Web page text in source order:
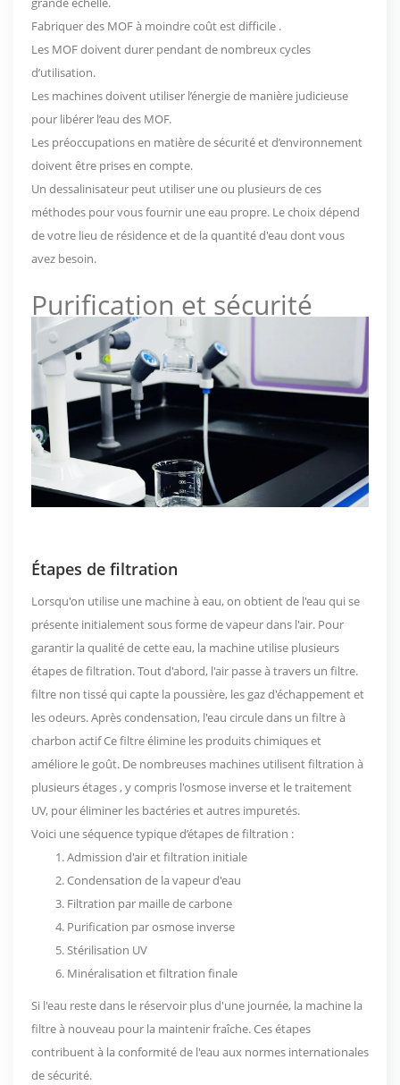
Fabriquer des MOF à moindre coût est difficile .
Les MOF doivent durer pendant de nombreux cycles
d’utilisation.
Les machines doivent utiliser l’énergie de manière judicieuse
pour libérer l’eau des MOF.
Les préoccupations en matière de sécurité et d’environnement
doivent être prises en compte.
Un dessalinisateur peut utiliser une ou plusieurs de ces
méthodes pour vous fournir une eau propre. Le choix dépend
de votre lieu de résidence et de la quantité d'eau dont vous
avez besoin.
Purification et sécurité
Étapes de filtration
Lorsqu'on utilise une machine à eau, on obtient de l'eau qui se
présente initialement sous forme de vapeur dans l'air. Pour
garantir la qualité de cette eau, la machine utilise plusieurs
étapes de filtration. Tout d'abord, l'air passe à travers un filtre.
filtre non tisséqui capte la poussière, les gaz d'échappement et
les odeurs. Après condensation, l'eau circule dans un filtre à
charbon actifCe filtre élimine les produits chimiques et
améliore le goût. De nombreuses machines utilisentfiltration à
plusieurs étages, y compris l'osmose inverse et le traitement
UV, pour éliminer les bactéries et autres impuretés.
Voici une séquence typique d’étapes de filtration :
Admission d'air et filtration initiale
Condensation de la vapeur d'eau
Filtration par maille de carbone
Purification par osmose inverse
Stérilisation UV
Minéralisation et filtration finale
Si l'eau reste dans le réservoir plus d'une journée, la machine la
filtre à nouveau pour la maintenir fraîche. Ces étapes
contribuent à la conformité de l'eau aux normes internationales
de sécurité.